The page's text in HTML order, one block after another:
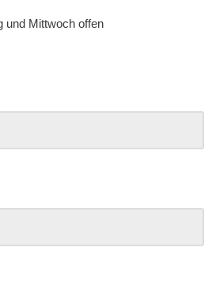
und Mittwoch offen